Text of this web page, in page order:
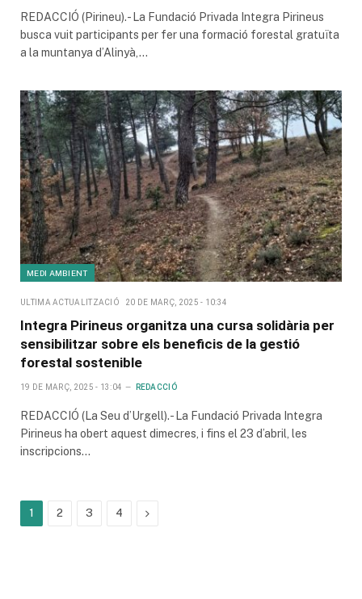
REDACCIÓ (Pirineu).- La Fundació Privada Integra Pirineus
busca vuit participants per fer una formació forestal gratuïta
a la muntanya d’Alinyà,…
MEDI AMBIENT
ULTIMA ACTUALITZACIÓ 20 DE MARÇ, 2025 - 10:34
Integra Pirineus organitza una cursa solidària per
sensibilitzar sobre els beneficis de la gestió
forestal sostenible
19 DE MARÇ, 2025 - 13:04 REDACCIÓ
REDACCIÓ (La Seu d’Urgell).- La Fundació Privada Integra
Pirineus ha obert aquest dimecres, i fins el 23 d’abril, les
inscripcions…
1 2 3 4 Next